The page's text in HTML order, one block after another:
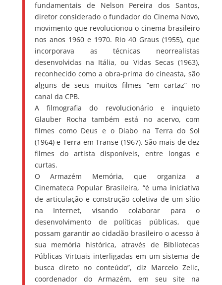
fundamentais de Nelson Pereira dos Santos,
diretor considerado o fundador do Cinema Novo,
movimento que revolucionou o cinema brasileiro
nos anos 1960 e 1970. Rio 40 Graus (1955), que
incorporava as técnicas neorrealistas
desenvolvidas na Itália, ou Vidas Secas (1963),
reconhecido como a obra-prima do cineasta, são
alguns de seus muitos filmes “em cartaz” no
canal da CPB.
A filmografia do revolucionário e inquieto
Glauber Rocha também está no acervo, com
filmes como Deus e o Diabo na Terra do Sol
(1964) e Terra em Transe (1967). São mais de dez
filmes do artista disponíveis, entre longas e
curtas.
O Armazém Memória, que organiza a
Cinemateca Popular Brasileira, “é uma iniciativa
de articulação e construção coletiva de um sítio
na Internet, visando colaborar para o
desenvolvimento de políticas públicas, que
possam garantir ao cidadão brasileiro o acesso à
sua memória histórica, através de Bibliotecas
Públicas Virtuais interligadas em um sistema de
busca direto no conteúdo”, diz Marcelo Zelic,
coordenador do Armazém, em seu site na